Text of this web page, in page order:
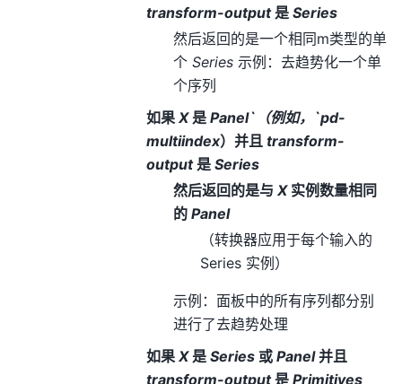
transform-output是 Series
然后返回的是一个相同m类型的单
个 Series示例：去趋势化一个单
个序列
如果 X是 Panel`（例如，`pd-
multiindex）并且 transform-
output是 Series
然后返回的是与 X实例数量相同
的 Panel
（转换器应用于每个输入的
Series 实例）
示例：面板中的所有序列都分别
进行了去趋势处理
如果 X是 Series或 Panel并且
transform-output是 Primitives